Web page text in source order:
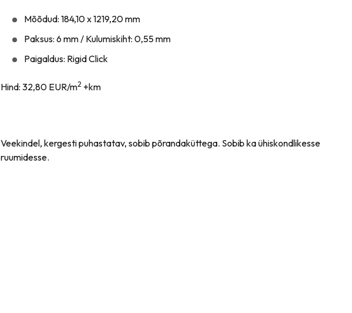
Mõõdud: 184,10 x 1219,20 mm
Paksus: 6 mm / Kulumiskiht: 0,55 mm
Paigaldus: Rigid Click
Hind: 32,80 EUR/m2 +km
Veekindel, kergesti puhastatav, sobib põrandaküttega. Sobib ka ühiskondlikesse
ruumidesse.